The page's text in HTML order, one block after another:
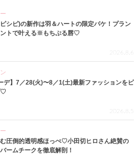
シピ)の新作は羽＆ハートの限定パケ！プラン
トで叶える※もちぷる唇♡
2026.8.6
デ】7／28(火)〜8／1(土)最新ファッションをピ
♡
2026.8.5
圧倒的透明感ほっぺ♡小田切ヒロさん絶賛の
ームチークを徹底解剖！